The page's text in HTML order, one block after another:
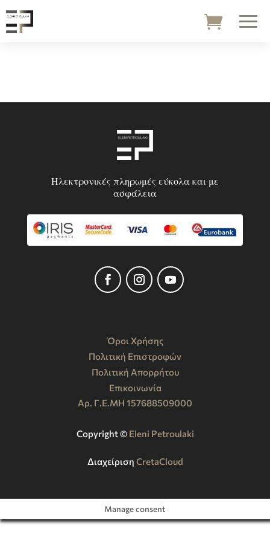
Ηλεκτρονικές πληρωμές εύκολα και με
ασφάλεια
Όροι Χρήσης
Πολιτική Επιστροφών
Πολιτική Απορρήτου
Επικοινωνία
Αρ. Γ.Ε.ΜΗ 157688509000
Copyright ©️ Eleni Petroulaki
Διαχείριση CretaCloud
Manage consent